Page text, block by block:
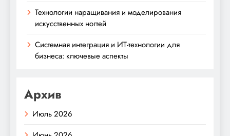
Технологии наращивания и моделирования
искусственных ногтей
Системная интеграция и ИТ-технологии для
бизнеса: ключевые аспекты
Архив
Июль 2026